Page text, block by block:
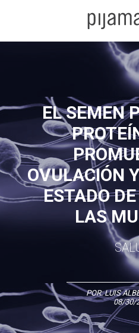
EL SEMEN
OVULACIÓN
ESTADO
LAS
POR:LUIS
08/30/